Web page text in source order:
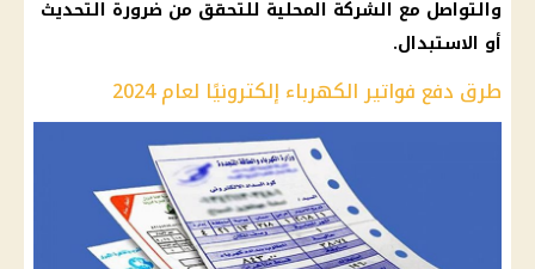
والتواصل مع الشركة المحلية للتحقق من ضرورة التحديث
أو الاستبدال.
طرق دفع فواتير الكهرباء إلكترونيًا لعام 2024